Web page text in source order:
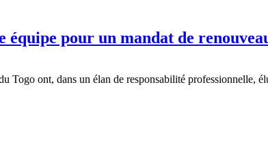
pour un mandat de
Togo ont, dans un élan de responsabilité professionnelle,